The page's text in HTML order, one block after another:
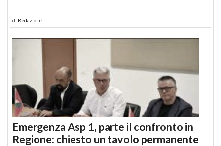
di Redazione
Emergenza Asp 1, parte il confronto in
Regione: chiesto un tavolo permanente